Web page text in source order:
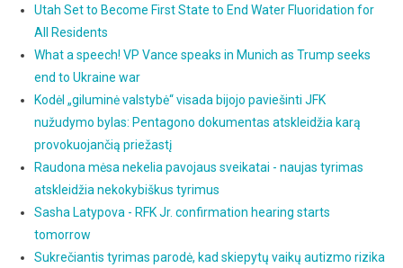
Utah Set to Become First State to End Water Fluoridation for
All Residents
What a speech! VP Vance speaks in Munich as Trump seeks
end to Ukraine war
Kodėl „giluminė valstybė“ visada bijojo paviešinti JFK
nužudymo bylas: Pentagono dokumentas atskleidžia karą
provokuojančią priežastį
Raudona mėsa nekelia pavojaus sveikatai - naujas tyrimas
atskleidžia nekokybiškus tyrimus
Sasha Latypova - RFK Jr. confirmation hearing starts
tomorrow
Sukrečiantis tyrimas parodė, kad skiepytų vaikų autizmo rizika